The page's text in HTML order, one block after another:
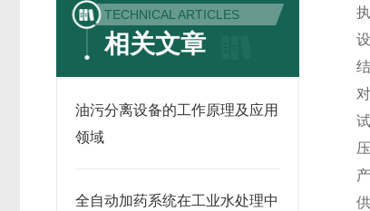
TECHNICAL ARTICLES
相关文章
油污分离设备的工作原理及应用
领域
全自动加药系统在工业水处理中